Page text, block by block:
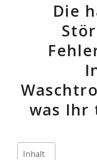
Die
was
Inhalt